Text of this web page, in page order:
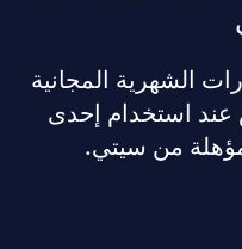
الشهرية المجانية
استخدام إحدى
من سيتي.